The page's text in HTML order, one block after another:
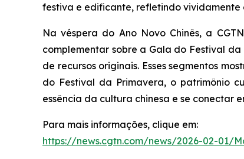
festiva e edificante, refletindo vividamente
Na véspera do Ano Novo Chinês, a
complementar sobre a Gala do Festival
de recursos originais. Esses segmentos
do Festival da Primavera, o patrimônio
essência da cultura chinesa e se conectar
Para mais informações, clique em:
https://news.cgtn.com/news/2026-02-01/